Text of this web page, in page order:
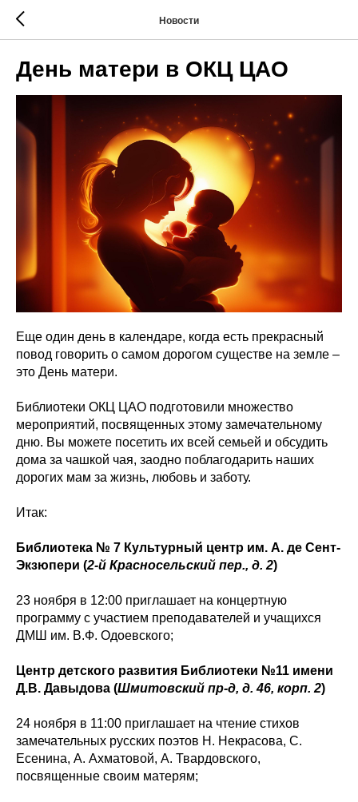
Новости
День матери в ОКЦ ЦАО
Еще один день в календаре, когда есть прекрасный
повод говорить о самом дорогом существе на земле –
это День матери.
Библиотеки ОКЦ ЦАО подготовили множество
мероприятий, посвященных этому замечательному
дню. Вы можете посетить их всей семьей и обсудить
дома за чашкой чая, заодно поблагодарить наших
дорогих мам за жизнь, любовь и заботу.
Итак:
Библиотека № 7 Культурный центр им. А. де Сент-
Экзюпери (2-й Красносельский пер., д. 2)
23 ноября в 12:00 приглашает на концертную
программу с участием преподавателей и учащихся
ДМШ им. В.Ф. Одоевского;
Центр детского развития Библиотеки №11 имени
Д.В. Давыдова (Шмитовский пр-д, д. 46, корп. 2)
24 ноября в 11:00 приглашает на чтение стихов
замечательных русских поэтов Н. Некрасова, С.
Есенина, А. Ахматовой, А. Твардовского,
посвященные своим матерям;